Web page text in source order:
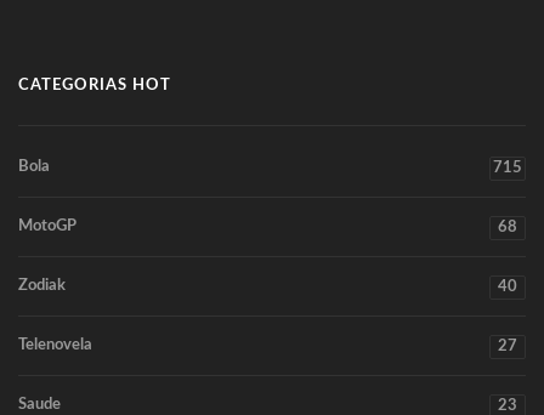
CATEGORIAS HOT
Bola 715
MotoGP 68
Zodiak 40
Telenovela 27
Saude 23